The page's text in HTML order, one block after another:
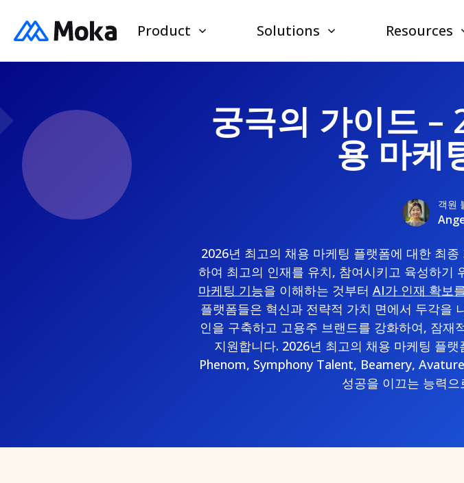
Product Solutions Resources
궁극의 가이드 –
용 마케
객원
2026년 최고의 채용 마케팅 플랫폼에 대한 최
하여 최고의 인재를 유치, 참여시키고 육성하기
마케팅 기능을 이해하는 것부터 AI가 인재 확보
플랫폼들은 혁신과 전략적 가치 면에서 두각을
인을 구축하고 고용주 브랜드를 강화하여, 잠
지원합니다. 2026년 최고의 채용 마케팅 플
Phenom, Symphony Talent, Beamery,
성공을 이끄는 능력